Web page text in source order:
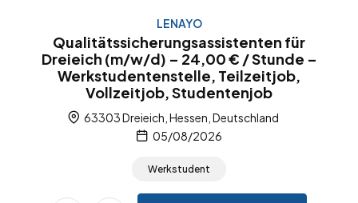
LENAYO
Qualitätssicherungsassistenten für
Dreieich (m/w/d) – 24,00 € / Stunde –
Werkstudentenstelle, Teilzeitjob,
Vollzeitjob, Studentenjob
63303 Dreieich, Hessen, Deutschland
05/08/2026
Werkstudent